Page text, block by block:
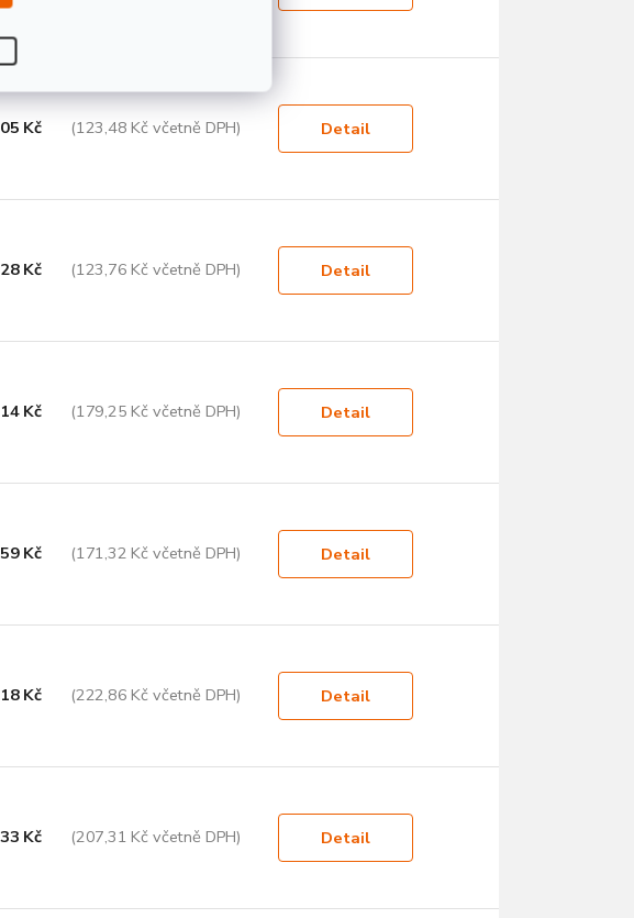
Kč (123,48 Kč včetně DPH) Detail
Kč (123,76 Kč včetně DPH) Detail
Kč (179,25 Kč včetně DPH) Detail
Kč (171,32 Kč včetně DPH) Detail
Kč (222,86 Kč včetně DPH) Detail
Kč (207,31 Kč včetně DPH) Detail